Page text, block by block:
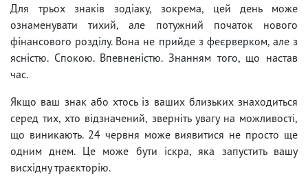
Для трьох знаків зодіаку, зокрема, цей день може
ознаменувати тихий, але потужний початок нового
фінансового розділу. Вона не прийде з феєрверком, але з
ясністю. Спокою. Впевненістю. Знанням того, що настав
час.
Якщо ваш знак або хтось із ваших близьких знаходиться
серед тих, хто відзначений, зверніть увагу на можливості,
що виникають. 24 червня може виявитися не просто ще
одним днем. Це може бути іскра, яка запустить вашу
висхідну траєкторію.